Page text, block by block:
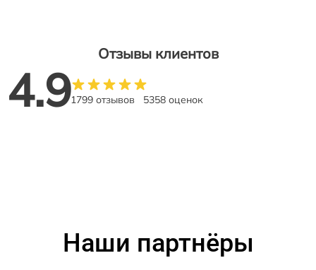
Отзывы клиентов
4.91799 отзывов 5358 оценок
Наши партнёры